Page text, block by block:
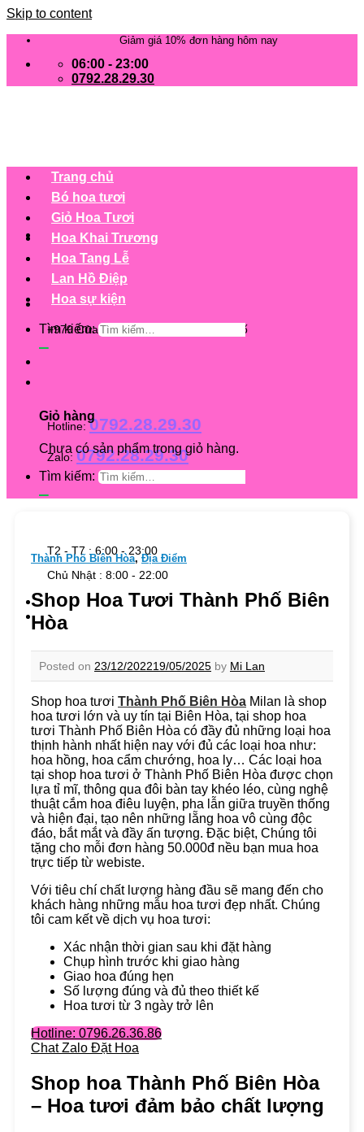
Skip to content
Giảm giá 10% đơn hàng hôm nay
06:00 - 23:00
0792.28.29.30
+979 Cửa hàng trên 63 tỉnh/ thành phố
Hotline:0792.28.29.30
Zalo: 0792.28.29.30
T2 - T7 : 6:00 - 23:00
Chủ Nhật : 8:00 - 22:00
Trang chủ
Bó hoa tươi
Giỏ Hoa Tươi
Hoa Khai Trương
Hoa Tang Lễ
Lan Hồ Điệp
Hoa sự kiện
Tìm kiếm:
Giỏ hàng
Chưa có sản phẩm trong giỏ hàng.
Tìm kiếm:
Thành Phố Biên Hòa,Địa Điểm
Shop Hoa Tươi Thành Phố Biên
Hòa
Posted on 23/12/202219/05/2025 by Mi Lan
Shop hoa tươi Thành Phố Biên Hòa Milan là shop
hoa tươi lớn và uy tín tại Biên Hòa, tại shop hoa
tươi Thành Phố Biên Hòa có đầy đủ những loại hoa
thịnh hành nhất hiện nay với đủ các loại hoa như:
hoa hồng, hoa cẩm chướng, hoa ly… Các loại hoa
tại shop hoa tươi ở Thành Phố Biên Hòa được chọn
lựa tỉ mĩ, thông qua đôi bàn tay khéo léo, cùng nghệ
thuật cắm hoa điêu luyện, pha lẫn giữa truyền thống
và hiện đại, tạo nên những lẵng hoa vô cùng độc
đáo, bắt mắt và đầy ấn tượng. Đặc biệt, Chúng tôi
tặng cho mỗi đơn hàng 50.000đ nều bạn mua hoa
trực tiếp từ webiste.
Với tiêu chí chất lượng hàng đầu sẽ mang đến cho
khách hàng những mẫu hoa tươi đẹp nhất. Chúng
tôi cam kết về dịch vụ hoa tươi:
Xác nhận thời gian sau khi đặt hàng
Chụp hình trước khi giao hàng
Giao hoa đúng hẹn
Số lượng đúng và đủ theo thiết kế
Hoa tươi từ 3 ngày trở lên
Hotline: 0796.26.36.86
Chat Zalo Đặt Hoa
Shop hoa Thành Phố Biên Hòa
– Hoa tươi đảm bảo chất lượng